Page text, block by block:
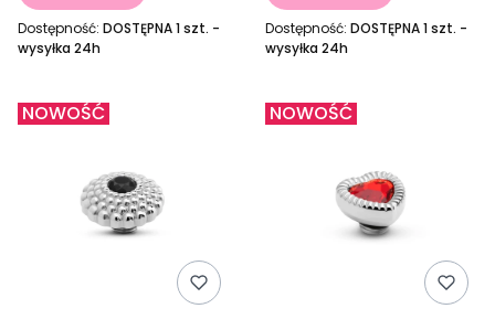
Dostępność: DOSTĘPNA 1 szt. -
wysyłka 24h
Dostępność: DOSTĘPNA 1 szt. -
wysyłka 24h
NOWOŚĆ NOWOŚĆ